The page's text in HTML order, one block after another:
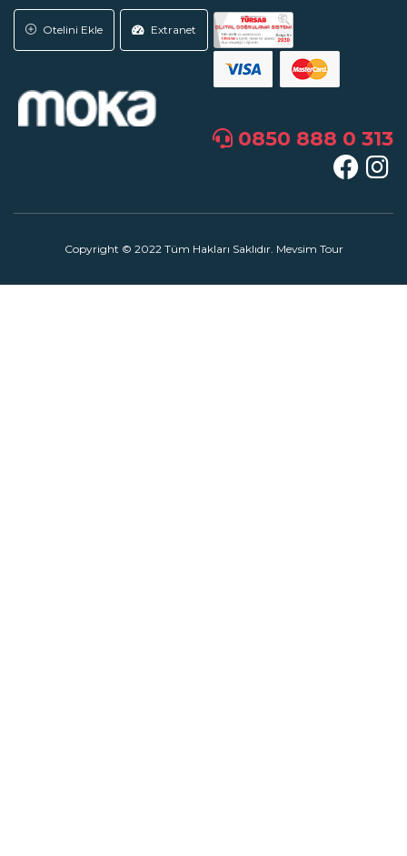
Otelini Ekle Extranet
0850 888 0 313
Copyright © 2022 Tüm Hakları Saklıdır. Mevsim Tour